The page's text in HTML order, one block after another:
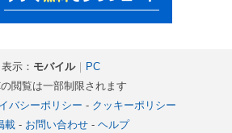
表示： モバイル｜
PC
閲覧は一部制限されます
バシーポリシー - クッキーポリシー
載- お問い合わせ- ヘルプ